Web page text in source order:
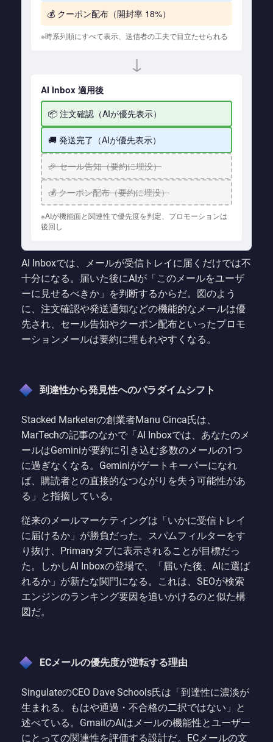
💰 クーポン配布（開封率 18%）
※時系列順にすべて表示、送信者の工夫で目立たせられる
↓
AI Inbox 適用後
📦 注文確認（AIが優先表示）
🚚 発送完了（AIが優先表示）
🎉 セール告知（要約に埋没）
💰 クーポン配布（要約に埋没）
※AIが機能面と関連性で優先度を判定、プロモーションは
後回し
AI Inboxでは、メールが受信トレイに届くだけでは不
十分になる。届いた後にAIが「このメールをユーザ
ーに見せるべきか」を判断するからだ。図のよう
に、注文確認や発送通知などの機能的なメールは優
先され、セール告知やクーポン配布といったプロモ
ーションメールは要約に埋もれやすくなる。
到達性から発見性へのパラダイムシフト
Stacked Marketerの創業者Manu Cinca氏は、
MarTechの記事のなかで「AI Inboxでは、あなたのメ
ールはGeminiが要約に引き込む多数のメールの1つ
に過ぎなくなる。Geminiがゲートキーパーになれ
ば、購読者との直接的なつながりを失う可能性があ
る」と指摘している。
従来のメールマーケティングは「いかに受信トレイ
に届けるか」が勝負だった。スパムフィルターをす
り抜け、Primaryタブに表示されることが目標だっ
た。しかしAI Inboxの登場で、「届いた後、AIに選ば
れるか」が新たな関門になる。これは、SEOが検索
エンジンのランキング要因を追いかけるのと似た構
図だ。
ECメールの優先度が逆転する理由
SingulateのCEO Dave Schools氏は「到達性に濃淡が
生まれる。もはや通過・不合格の二択ではない」と
述べている。GmailのAIはメールの機能性とユーザー
にとっての関連性を評価する設計だ。ECメールの文